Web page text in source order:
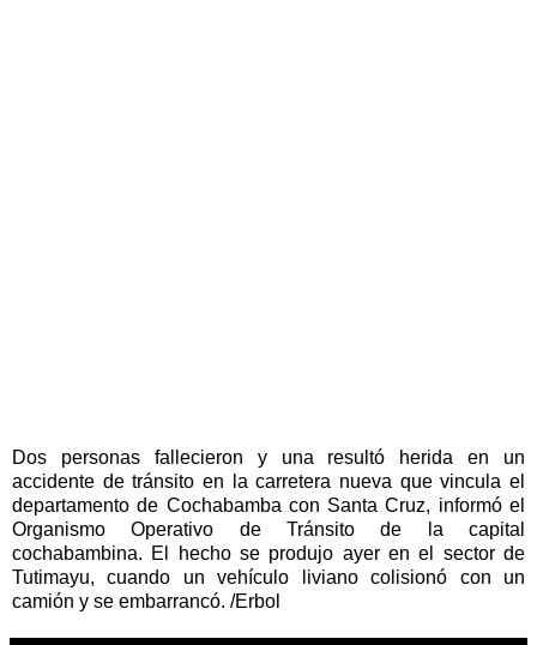
Dos personas fallecieron y una resultó herida en un
accidente de tránsito en la carretera nueva que vincula el
departamento de Cochabamba con Santa Cruz, informó el
Organismo Operativo de Tránsito de la capital
cochabambina. El hecho se produjo ayer en el sector de
Tutimayu, cuando un vehículo liviano colisionó con un
camión y se embarrancó. /Erbol